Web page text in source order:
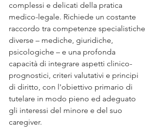
complessi e delicati della pratica
medico-legale. Richiede un costante
raccordo tra competenze specialistiche
diverse – mediche, giuridiche,
psicologiche – e una profonda
capacità di integrare aspetti clinico-
prognostici, criteri valutativi e principi
di diritto, con l'obiettivo primario di
tutelare in modo pieno ed adeguato
gli interessi del minore e del suo
caregiver.